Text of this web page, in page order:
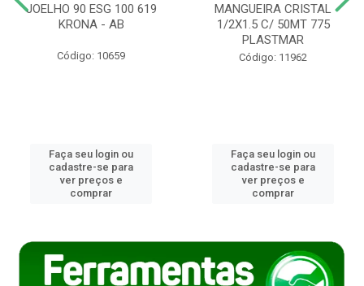
JOELHO 90 ESG 100 619
KRONA - AB
Código: 10659
Faça seu login ou
cadastre-se para
ver preços e
comprar
MANGUEIRA CRISTAL
1/2X1.5 C/ 50MT 775
PLASTMAR
Código: 11962
Faça seu login ou
cadastre-se para
ver preços e
comprar